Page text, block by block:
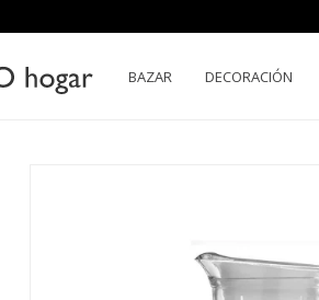
BAZAR DECORACIÓN